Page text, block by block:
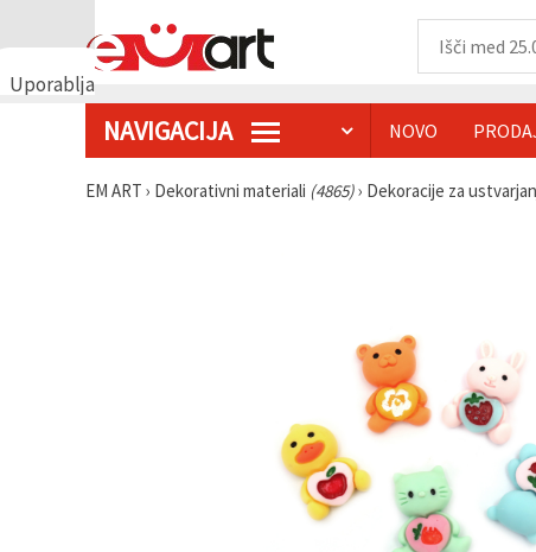
Uporabljamo
Uporabljamo
NAVIGACIJA NOVO
EM ART › Dekorativni materiali (4865)› Dekoracije za